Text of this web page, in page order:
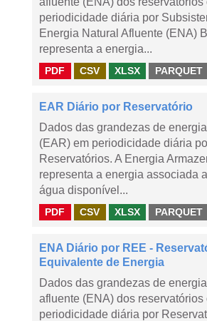
periodicidade diária por
Energia Natural Afluente (ENA)
representa a energia...
PDF CSV XLSX PARQUET
EAR Diário por Reservatório
Dados das grandezas de
(EAR) em periodicidade diária
Reservatórios. A Energia
representa a energia associada
água disponível...
PDF CSV XLSX PARQUET
ENA Diário por REE -
Equivalente de Energia
Dados das grandezas de energia
afluente (ENA) dos reservatórios
periodicidade diária por